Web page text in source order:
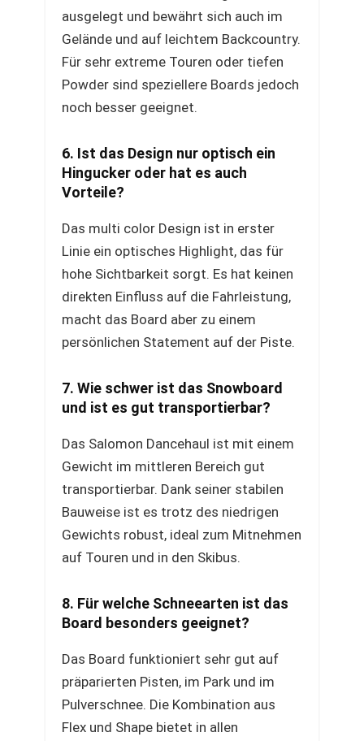
ausgelegt und bewährt sich auch im
Gelände und auf leichtem Backcountry.
Für sehr extreme Touren oder tiefen
Powder sind speziellere Boards jedoch
noch besser geeignet.
6. Ist das Design nur optisch ein
Hingucker oder hat es auch
Vorteile?
Das multi color Design ist in erster
Linie ein optisches Highlight, das für
hohe Sichtbarkeit sorgt. Es hat keinen
direkten Einfluss auf die Fahrleistung,
macht das Board aber zu einem
persönlichen Statement auf der Piste.
7. Wie schwer ist das Snowboard
und ist es gut transportierbar?
Das Salomon Dancehaul ist mit einem
Gewicht im mittleren Bereich gut
transportierbar. Dank seiner stabilen
Bauweise ist es trotz des niedrigen
Gewichts robust, ideal zum Mitnehmen
auf Touren und in den Skibus.
8. Für welche Schneearten ist das
Board besonders geeignet?
Das Board funktioniert sehr gut auf
präparierten Pisten, im Park und im
Pulverschnee. Die Kombination aus
Flex und Shape bietet in allen